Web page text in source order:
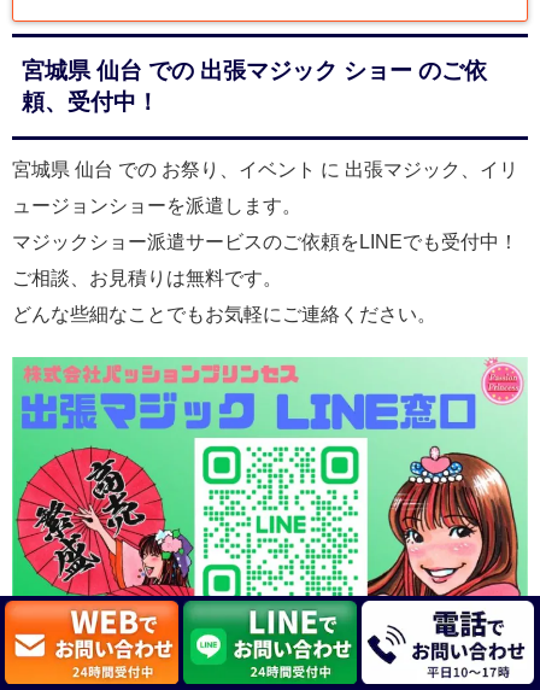
宮城県 仙台 での 出張マジック ショー のご依
頼、受付中！
宮城県 仙台 での お祭り、イベント に 出張マジック、イリ
ュージョンショーを派遣します。
マジックショー派遣サービスのご依頼をLINEでも受付中！
ご相談、お見積りは無料です。
どんな些細なことでもお気軽にご連絡ください。